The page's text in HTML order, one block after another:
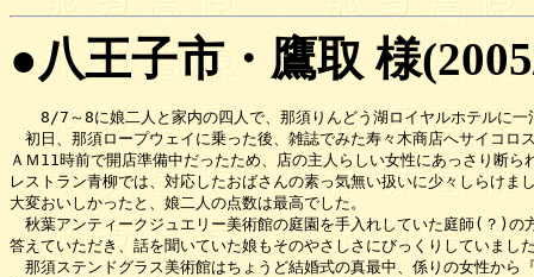
●八王子市・鷹取 様
8/7～8に娘二人と家内の四人で、那須りんどう湖ロイヤルホテルに一
初日、那須ロープウェイに乗った後、雑誌でみた寿々木商店へサイコロ
ＡＭ11時前で開店準備中だったため、店の主人らしい女性にあっさり断ら
レストラン青柳では、対応したおばさんの素っ気無い扱いに少々しらけま
大変おいしかったと、娘二人の点数は最高でした。
秋葉アンティークジュエリー美術館の庭園を手入れしていた庭師(？)
答えていただき、話を聞いていた娘もそのやさしさにびっくりしていまし
那須ステンドグラス美術館はちょうど結婚式の真最中、係りの女性から